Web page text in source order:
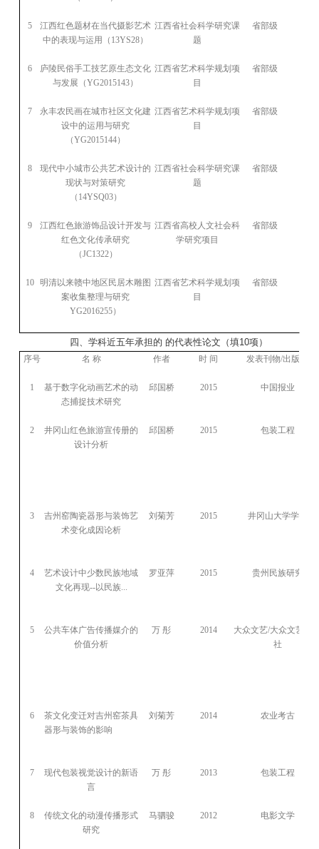
5
江西红色题材在当代摄影艺术
中的表现与运用（ 13YS28）
江西省社会科学研究课
题
省部级
6
庐陵民俗手工技艺原生态文化
与发展（YG2015143）
江西省艺术科学规划项
目
省部级
7
永丰农民画在城市社区文化建
设中的运用与研究
（YG2015144）
江西省艺术科学规划项
目
省部级
8
现代中小城市公共艺术设计的
现状与对策研究
（ 14YSQ03）
江西省社会科学研究课
题
省部级
9
江西红色旅游饰品设计开发与
红色文化传承研究
（JC1322）
江西省高校人文社会科
学研究项目
省部级
10 明清以来赣中地区民居木雕图
案收集整理与研究
YG2016255）
江西省艺术科学规划项
目
省部级
四、学科近五年承担的 的代表性论文 （填10项）
序号 名 称 作者 时 间 发表刊物/出版社
1
基于数字化动画艺术的动
态捕捉技术研究
邱国桥 2015 中国报业
2
井冈山红色旅游宣传册的
设计分析
邱国桥 2015 包装工程
3
吉州窑陶瓷器形与装饰艺
术变化成因论析
刘菊芳 2015 井冈山大学学报
4
艺术设计中少数民族地域
文化再现--以民族...
罗亚萍 2015 贵州民族研究
5
公共车体广告传播媒介的
价值分析
万 彤 2014 大众文艺/大众文艺杂
社
6
茶文化变迁对吉州窑茶具
器形与装饰的影响
刘菊芳 2014 农业考古
7
现代包装视觉设计的新语
言
万 彤 2013 包装工程
8
传统文化的动漫传播形式
研究
马驷骏 2012 电影文学